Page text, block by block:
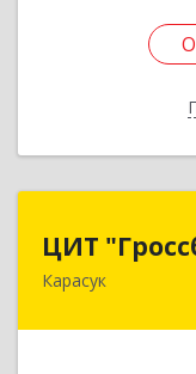
ЦИТ
Карасук
632861,